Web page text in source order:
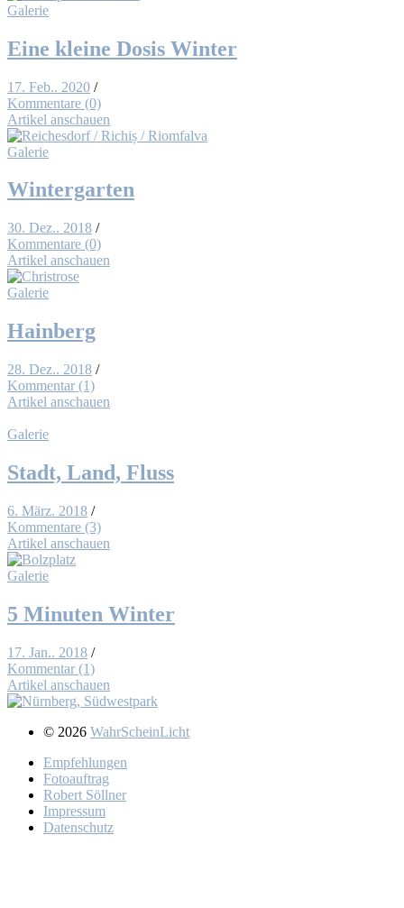
Galerie
Ei­ne klei­ne Do­sis Win­ter
17. Feb.. 2020 /
Kommentare (0)
Artikel anschauen
Galerie
Win­ter­gar­ten
30. Dez.. 2018 /
Kommentare (0)
Artikel anschauen
Galerie
Hain­berg
28. Dez.. 2018 /
Kommentar (1)
Artikel anschauen
Galerie
Stadt, Land, Fluss
6. März. 2018 /
Kommentare (3)
Artikel anschauen
Galerie
5 Mi­nu­ten Win­ter
17. Jan.. 2018 /
Kommentar (1)
Artikel anschauen
© 2026 WahrScheinLicht
Emp­feh­lun­gen
Fo­to­auf­trag
Ro­bert Söll­ner
Im­pres­sum
Da­ten­schutz